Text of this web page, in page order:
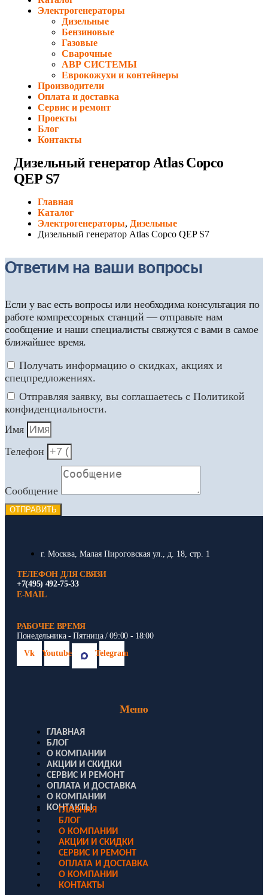
Электрогенераторы
Дизельные
Бензиновые
Газовые
Сварочные
АВР СИСТЕМЫ
Еврокожухи и контейнеры
Производители
Оплата и доставка
Сервис и ремонт
Проекты
Блог
Контакты
Дизельный генератор Atlas Copco
QEP S7
Главная
Каталог
Электрогенераторы, Дизельные
Дизельный генератор Atlas Copco QEP S7
Ответим на ваши вопросы
Если у вас есть вопросы или необходима консультация по
работе компрессорных станций — отправьте нам
сообщение и наши специалисты свяжутся с вами в самое
ближайшее время.
Получать информацию о скидках, акциях и
спецпредложениях.
Отправляя заявку, вы соглашаетесь с Политикой
конфиденциальности.
Имя
Телефон
Сообщение
ОТПРАВИТЬ
г. Москва, Малая Пироговская ул., д. 18, стр. 1
ТЕЛЕФОН ДЛЯ СВЯЗИ
+7(495) 492-75-33
E-MAIL
РАБОЧЕЕ ВРЕМЯ
Понедельника - Пятница / 09:00 - 18:00
Vk
Youtube Telegram
Меню
ГЛАВНАЯ
БЛОГ
О КОМПАНИИ
АКЦИИ И СКИДКИ
СЕРВИС И РЕМОНТ
ОПЛАТА И ДОСТАВКА
О КОМПАНИИ
КОНТАКТЫ
ГЛАВНАЯ
БЛОГ
О КОМПАНИИ
АКЦИИ И СКИДКИ
СЕРВИС И РЕМОНТ
ОПЛАТА И ДОСТАВКА
О КОМПАНИИ
КОНТАКТЫ